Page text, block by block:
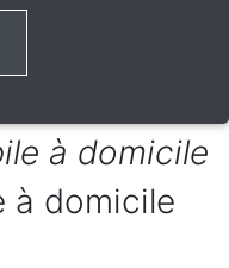
à domicile
à domicile